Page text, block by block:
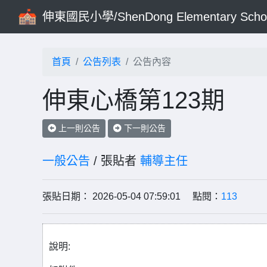
伸東國民小學/ShenDong Elementary
首頁 公告列表 公告內容
伸東心橋第123期
上一則公告 下一則公告
一般公告 / 張貼者 輔導主任
張貼日期： 2026-05-04 07:59:01 點閱： 113
說明: